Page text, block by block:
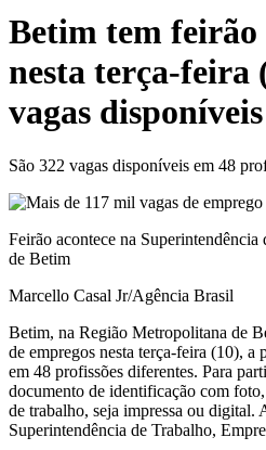
Betim tem feirão
nesta terça-feira
vagas disponíveis
São 322 vagas disponíveis em 48
Feirão acontece na
de Betim
Marcello Casal Jr/Agência Brasil
Betim, na Região Metropolitana de
de empregos nesta terça-feira (10), a
em 48 profissões diferentes. Para
documento de identificação com
de trabalho, seja impressa ou digital.
Superintendência de Trabalho,